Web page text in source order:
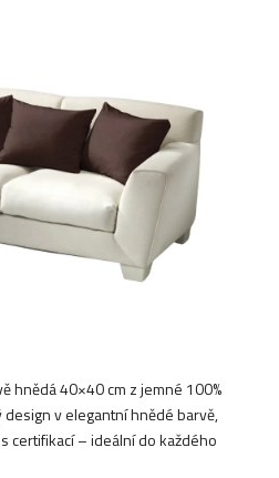
hnědá 40×40 cm z jemné 100%
v elegantní hnědé barvě,
certifikací – ideální do každého